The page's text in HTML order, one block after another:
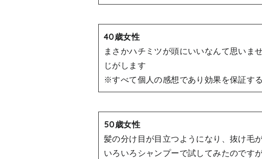
40歳女性
まさかハチミツが頭にいいなんて思い
じがします
※すべて個人の感想であり効果を保証す
50歳女性
髪の分け目が目立つようになり、抜け毛
いろいろシャンプーで試してみたのです